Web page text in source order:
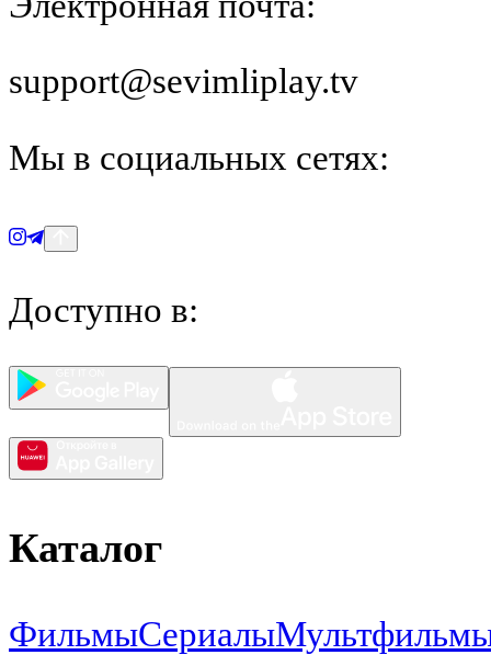
support@sevimliplay.tv
Мы в социальных сетях:
Доступно в:
Каталог
ФильмыСериалы